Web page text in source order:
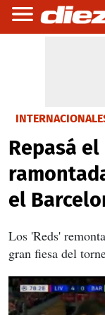
Repasá
el
Los 'Reds'
gran fiesa del